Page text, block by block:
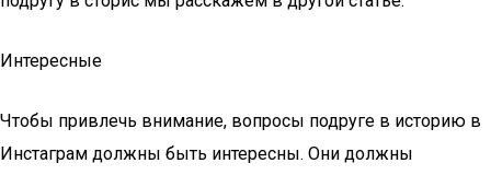
Интересные
Чтобы привлечь внимание, вопросы подруге в историю в
Инстаграм должны быть интересны. Они должны